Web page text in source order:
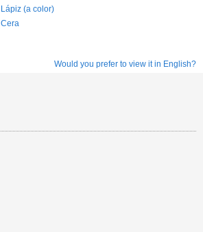
Lápiz (a color)
Cera
Would you prefer to view it in English?